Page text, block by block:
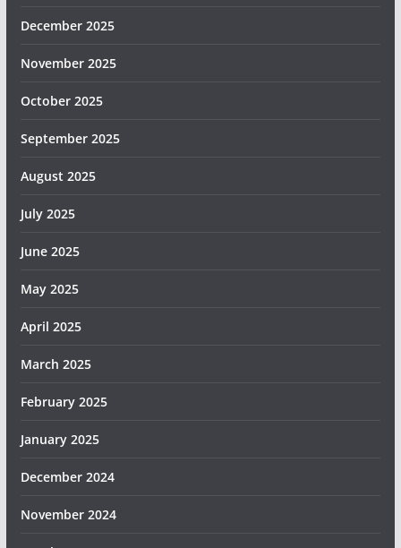
December 2025
November 2025
October 2025
September 2025
August 2025
July 2025
June 2025
May 2025
April 2025
March 2025
February 2025
January 2025
December 2024
November 2024